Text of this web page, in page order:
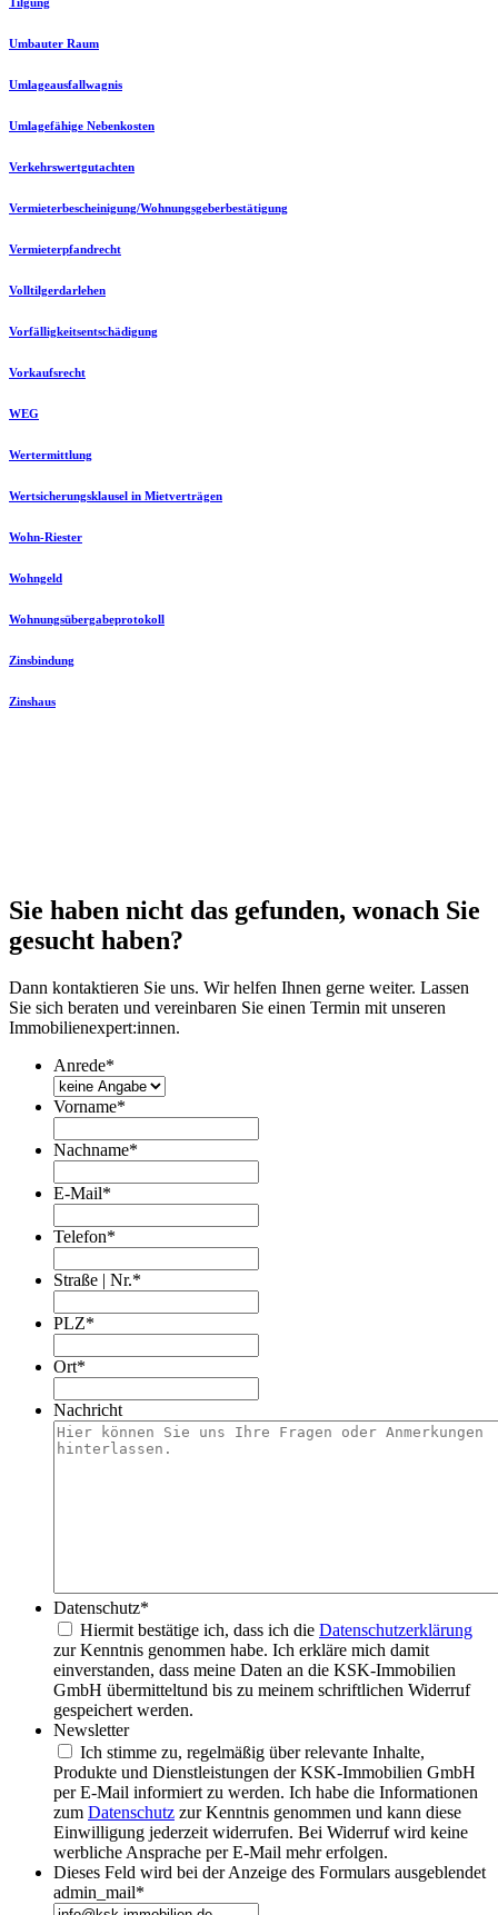
Umbauter Raum
Umlageausfallwagnis
Umlagefähige Nebenkosten
Verkehrswertgutachten
Vermieterbescheinigung/Wohnungsgeberbestätigung
Vermieterpfandrecht
Volltilgerdarlehen
Vorfälligkeitsentschädigung
Vorkaufsrecht
WEG
Wertermittlung
Wertsicherungsklausel in Mietverträgen
Wohn-Riester
Wohngeld
Wohnungsübergabeprotokoll
Zinsbindung
Zinshaus
Sie haben nicht das gefunden, wonach Sie
gesucht haben?
Dann kontaktieren Sie uns. Wir helfen Ihnen gerne weiter. Lassen
Sie sich beraten und vereinbaren Sie einen Termin mit unseren
Immobilienexpert:innen.
Anrede*
Vorname*
Nachname*
E-Mail*
Telefon*
Straße | Nr.*
PLZ*
Ort*
Nachricht
Datenschutz*
Hiermit bestätige ich, dass ich die Datenschutzerklärung
zur Kenntnis genommen habe. Ich erkläre mich damit
einverstanden, dass meine Daten an die KSK-Immobilien
GmbH übermitteltund bis zu meinem schriftlichen Widerruf
gespeichert werden.
Newsletter
Ich stimme zu, regelmäßig über relevante Inhalte,
Produkte und Dienstleistungen der KSK-Immobilien GmbH
per E-Mail informiert zu werden. Ich habe die Informationen
zum Datenschutz zur Kenntnis genommen und kann diese
Einwilligung jederzeit widerrufen. Bei Widerruf wird keine
werbliche Ansprache per E-Mail mehr erfolgen.
Dieses Feld wird bei der Anzeige des Formulars ausgeblendet
admin_mail*